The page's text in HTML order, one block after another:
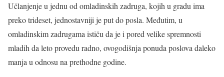
Učlanjenje u jednu od omladinskih zadruga, kojih u gradu ima
preko trideset, jednostavniji je put do posla. Međutim, u
omladinskim zadrugama ističu da je i pored velike spremnosti
mladih da leto provedu radno, ovogodišnja ponuda poslova daleko
manja u odnosu na prethodne godine.